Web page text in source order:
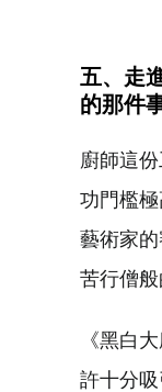
五、走
的那件
廚師這
功門檻極
藝術家
苦行僧般
《黑白
許十分